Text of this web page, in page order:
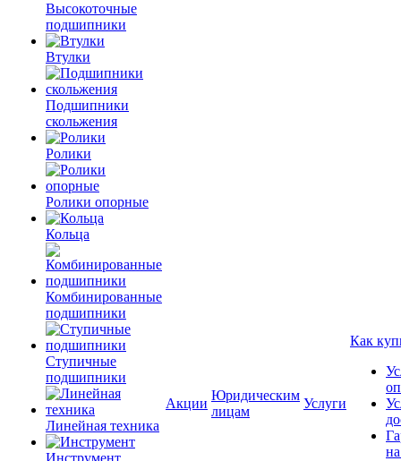
Высокоточные
подшипники
Втулки
Подшипники
скольжения
Ролики
Ролики опорные
Кольца
Комбинированные
подшипники
Ступичные
подшипники
Линейная техника
Акции
Юридическим
лицам
Услуги
Как